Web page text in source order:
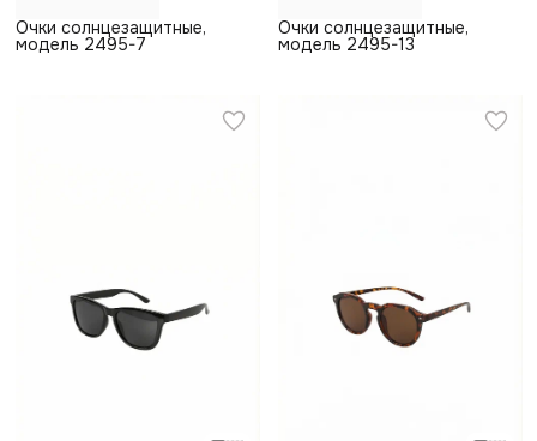
Очки солнцезащитные,
модель 2495-7
Очки солнцезащитные,
модель 2495-13